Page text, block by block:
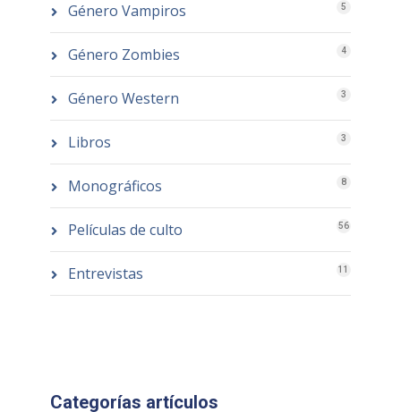
Género Vampiros 5
Género Zombies 4
Género Western 3
Libros 3
Monográficos 8
Películas de culto 56
Entrevistas 11
Categorías artículos